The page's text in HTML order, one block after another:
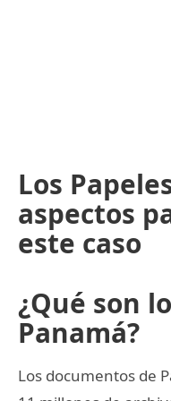
Los
aspectos
este caso
¿Qué son
Panamá?
Los documentos de